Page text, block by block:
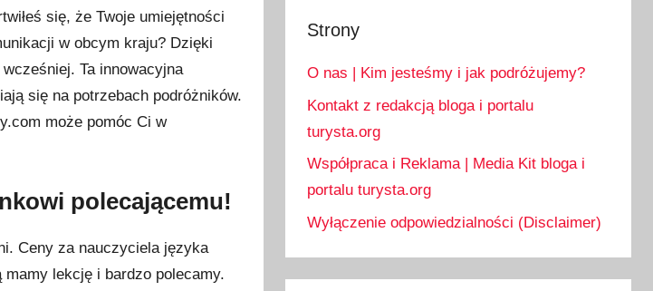
się, że Twoje umiejętności
w obcym kraju? Dzięki
Ta innowacyjna
się na potrzebach podróżników.
może pomóc Ci w
polecającemu!
Ceny za nauczyciela języka
mamy lekcję i bardzo polecamy.
Strony
O nas | Kim jesteśmy i jak podróżujemy?
Kontakt z redakcją bloga i portalu
turysta.org
Współpraca i Reklama | Media Kit bloga i
portalu turysta.org
Wyłączenie odpowiedzialności (Disclaimer)